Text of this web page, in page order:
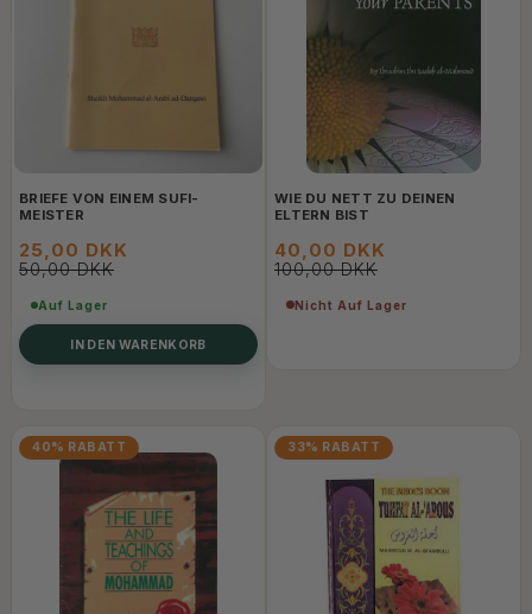
BRIEFE VON EINEM SUFI-
MEISTER
25,00 DKK
50,00 DKK
Auf Lager
IN DEN WARENKORB
WIE DU NETT ZU DEINEN
ELTERN BIST
40,00 DKK
100,00 DKK
Nicht Auf Lager
40% RABATT 33% RABATT